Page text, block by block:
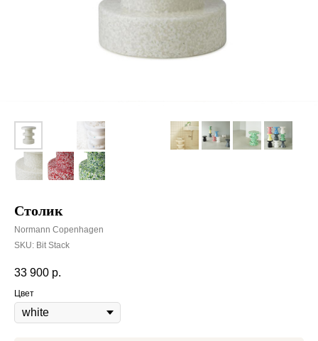
Столик
Normann Copenhagen
SKU: Bit Stack
33 900 р.
Цвет